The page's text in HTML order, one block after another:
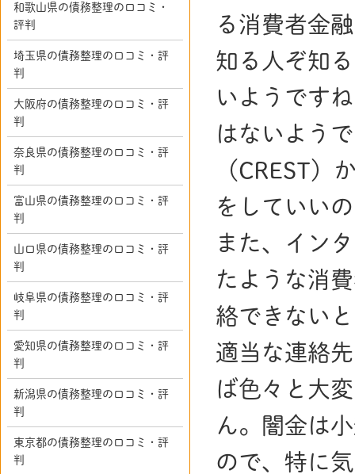
る消費者金
知る人ぞ知
いようです
はないよう
（CREST）
をしていい
また、イン
たような消
絡できない
適当な連絡
ば色々と大
ん。闇金は
ので、特に
和歌山県の債務整理の口コミ・
評判
埼玉県の債務整理の口コミ・評
判
大阪府の債務整理の口コミ・評
判
奈良県の債務整理の口コミ・評
判
富山県の債務整理の口コミ・評
判
山口県の債務整理の口コミ・評
判
岐阜県の債務整理の口コミ・評
判
愛知県の債務整理の口コミ・評
判
新潟県の債務整理の口コミ・評
判
東京都の債務整理の口コミ・評
判